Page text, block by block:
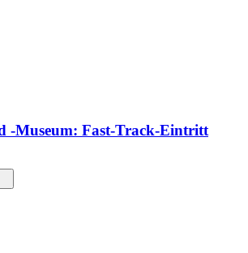
-Museum: Fast-Track-Eintritt